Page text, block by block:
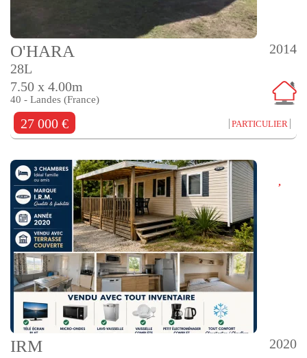
2014
O'HARA
28L
7.50 x 4.00m
40 - Landes (France)
27 000 € PARTICULIER
2020
IRM